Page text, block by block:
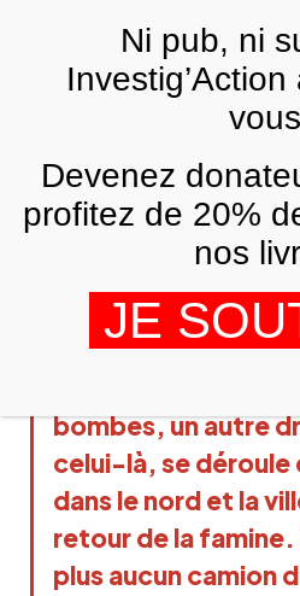
Nord de Gaza : le
TÉLÉ PALESTINE 30 MAI 2024
Alors que tous les
tournés vers
israélienne brûle
bombes, un autre
celui-là, se déroule
dans le nord et la
retour de la famine.
plus aucun camion
FRNi pub, ni
Devenez
profitez de 20%
nos
JE